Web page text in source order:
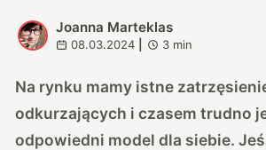
J
Joanna Marteklas
08.03.2024 3 min
Na rynku mamy istne
odkurzających i czasem trudno
odpowiedni model dla siebie.